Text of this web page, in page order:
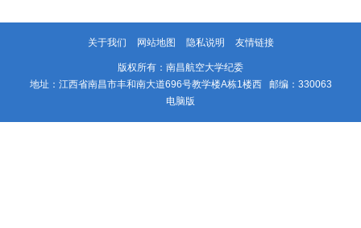
关于我们 网站地图 隐私说明 友情链接
版权所有：南昌航空大学纪委
地址：江西省南昌市丰和南大道696号教学楼A栋1楼西 邮编：330063
电脑版